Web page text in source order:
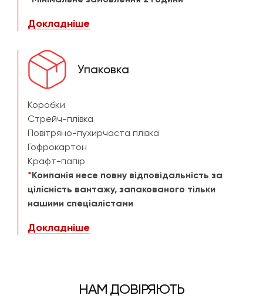
Докладніше
Упаковка
Коробки
Стрейч-плівка
Повітряно-пухирчаста плівка
Гофрокартон
Крафт-папір
*Компанія несе повну відповідальність за
цілісність вантажу, запакованого тільки
нашими спеціалістами
Докладніше
НАМ ДОВІРЯЮТЬ